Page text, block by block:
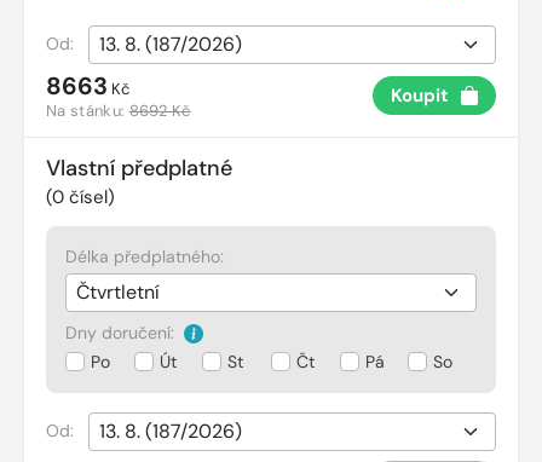
Od:
8663 Kč
Na stánku:8692 Kč
Koupit
Vlastní předplatné
(0 čísel)
Délka předplatného:
Dny doručení:
Po
Út St Čt Pá So
Od: